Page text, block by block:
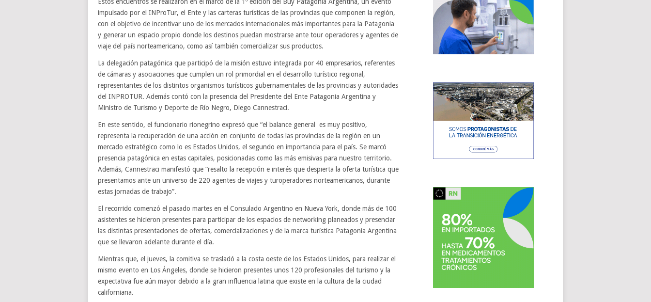
impulsado por el INProTur, el Ente y las carteras turísticas de las provincias que componen la región,
con el objetivo de incentivar uno de los mercados internacionales más importantes para la Patagonia
y generar un espacio propio donde los destinos puedan mostrarse ante tour operadores y agentes de
viaje del país norteamericano, como así también comercializar sus productos.
La delegación patagónica que participó de la misión estuvo integrada por 40 empresarios, referentes
de cámaras y asociaciones que cumplen un rol primordial en el desarrollo turístico regional,
representantes de los distintos organismos turísticos gubernamentales de las provincias y autoridades
del INPROTUR. Además contó con la presencia del Presidente del Ente Patagonia Argentina y
Ministro de Turismo y Deporte de Río Negro, Diego Cannestraci.
En este sentido, el funcionario rionegrino expresó que “el balance general es muy positivo,
representa la recuperación de una acción en conjunto de todas las provincias de la región en un
mercado estratégico como lo es Estados Unidos, el segundo en importancia para el país. Se marcó
presencia patagónica en estas capitales, posicionadas como las más emisivas para nuestro territorio.
Además, Cannestraci manifestó que “resalto la recepción e interés que despierta la oferta turística que
presentamos ante un universo de 220 agentes de viajes y turoperadores norteamericanos, durante
estas jornadas de trabajo”.
El recorrido comenzó el pasado martes en el Consulado Argentino en Nueva York, donde más de 100
asistentes se hicieron presentes para participar de los espacios de networking planeados y presenciar
las distintas presentaciones de ofertas, comercializaciones y de la marca turística Patagonia Argentina
que se llevaron adelante durante el día.
Mientras que, el jueves, la comitiva se trasladó a la costa oeste de los Estados Unidos, para realizar el
mismo evento en Los Ángeles, donde se hicieron presentes unos 120 profesionales del turismo y la
expectativa fue aún mayor debido a la gran influencia latina que existe en la cultura de la ciudad
californiana.